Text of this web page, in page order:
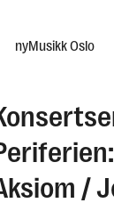
nyMusikkOslo
etter?
/